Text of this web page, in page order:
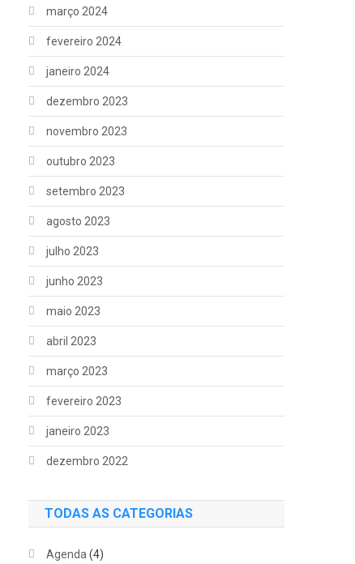
março 2024
fevereiro 2024
janeiro 2024
dezembro 2023
novembro 2023
outubro 2023
setembro 2023
agosto 2023
julho 2023
junho 2023
maio 2023
abril 2023
março 2023
fevereiro 2023
janeiro 2023
dezembro 2022
TODAS AS CATEGORIAS
Agenda (4)